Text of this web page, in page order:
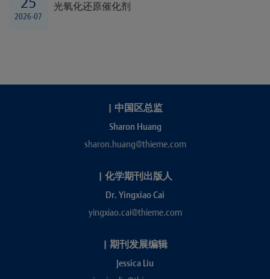
2026-07
光氧化还原催化剂
| 中国区总监
Sharon Huang
sharon.huang@thieme.com
| 化学期刊出版人
Dr. Yingxiao Cai
yingxiao.cai@thieme.com
| 期刊发展编辑
Jessica Liu